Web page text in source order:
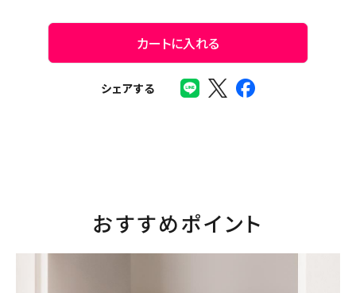
カートに入れる
シェアする
おすすめポイント